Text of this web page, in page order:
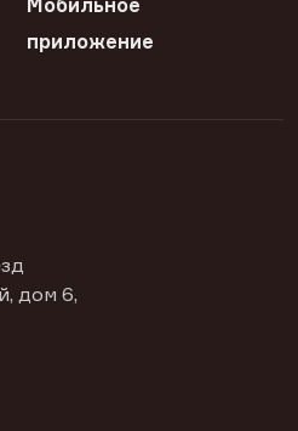
Мобильное
приложение
дом 6,